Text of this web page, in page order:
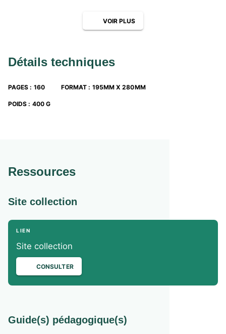
VOIR PLUS
Détails techniques
PAGES : 160 FORMAT : 195MM X 280MM
POIDS : 400 G
Ressources
Site collection
LIEN
Site collection
CONSULTER
Guide(s) pédagogique(s)